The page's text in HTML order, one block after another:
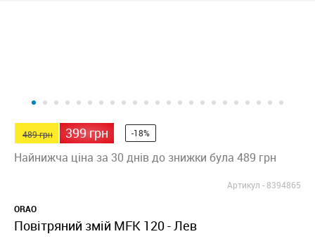
489 грн 399 грн -18%
Найнижча ціна за 30 днів до знижки була 489 грн
Артикул -8394865
ORAO
Повітряний змій MFK 120 - Лев